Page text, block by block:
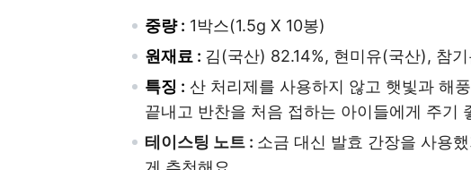
중량 : 1박스(1.5g X 10봉)
원재료 : 김(국산) 82.14%, 현미유(국산), 참
특징 : 산 처리제를 사용하지 않고 햇빛과 해
끝내고 반찬을 처음 접하는 아이들에게 주기
테이스팅 노트 : 소금 대신 발효 간장을 사용